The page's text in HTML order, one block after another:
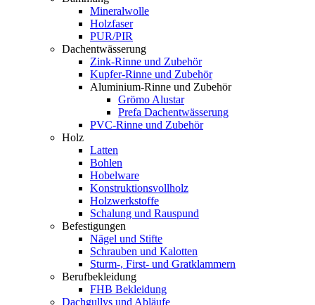
Mineralwolle
Holzfaser
PUR/PIR
Dachentwässerung
Zink-Rinne und Zubehör
Kupfer-Rinne und Zubehör
Aluminium-Rinne und Zubehör
Grömo Alustar
Prefa Dachentwässerung
PVC-Rinne und Zubehör
Holz
Latten
Bohlen
Hobelware
Konstruktionsvollholz
Holzwerkstoffe
Schalung und Rauspund
Befestigungen
Nägel und Stifte
Schrauben und Kalotten
Sturm-, First- und Gratklammern
Berufbekleidung
FHB Bekleidung
Dachgullys und Abläufe